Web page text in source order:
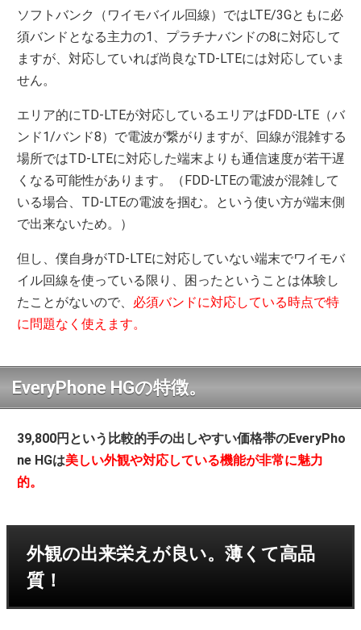
ソフトバンク（ワイモバイル回線）ではLTE/3Gともに必
須バンドとなる主力の1、プラチナバンドの8に対応して
ますが、対応していれば尚良なTD-LTEには対応していま
せん。
エリア的にTD-LTEが対応しているエリアはFDD-LTE（バ
ンド1/バンド8）で電波が繋がりますが、回線が混雑する
場所ではTD-LTEに対応した端末よりも通信速度が若干遅
くなる可能性があります。（FDD-LTEの電波が混雑して
いる場合、TD-LTEの電波を掴む。という使い方が端末側
で出来ないため。）
但し、僕自身がTD-LTEに対応していない端末でワイモバ
イル回線を使っている限り、困ったということは体験し
たことがないので、 必須バンドに対応している時点で特
に問題なく使えます。
EveryPhone HGの特徴。
39,800円という比較的手の出しやすい価格帯のEveryPho
ne HGは美しい外観や対応している機能が非常に魅力
的。
外観の出来栄えが良い。薄くて高品
質！